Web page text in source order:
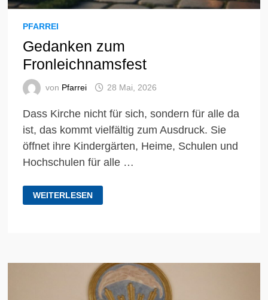
PFARREI
Gedanken zum
Fronleichnamsfest
von Pfarrei 28 Mai, 2026
Dass Kirche nicht für sich, sondern für alle da
ist, das kommt vielfältig zum Ausdruck. Sie
öffnet ihre Kindergärten, Heime, Schulen und
Hochschulen für alle …
GEDANKEN
ZUM
FRONLEICHNAMSFEST
WEITERLESEN